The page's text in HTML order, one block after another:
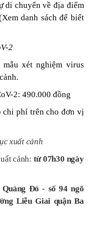
di chuyển về địa điểm
danh sách để biết
2
xét nghiệm virus
2: 490.000 đồng
chi phí trên cho đơn vị
xuất cảnh
cảnh: từ 07h30 ngày
Đỏ - số 94 ngõ
Liễu Giai quận Ba